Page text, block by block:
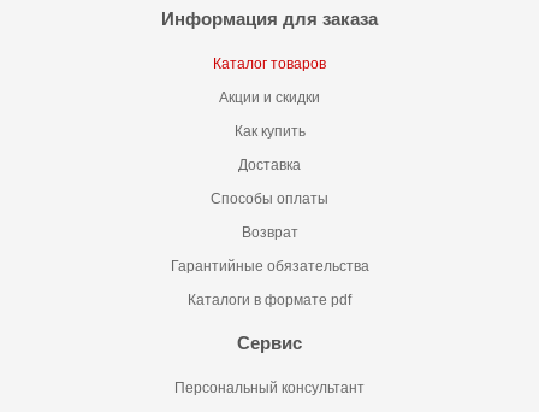
Информация для заказа
Каталог товаров
Акции и скидки
Как купить
Доставка
Способы оплаты
Возврат
Гарантийные обязательства
Каталоги в формате pdf
Сервис
Персональный консультант